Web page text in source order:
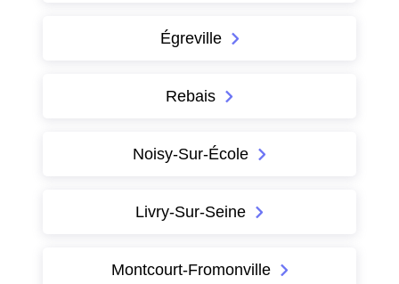
Égreville
Rebais
Noisy-Sur-École
Livry-Sur-Seine
Montcourt-Fromonville